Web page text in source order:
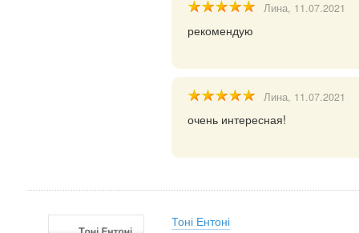
Лина, 11.07.2021
рекомендую
Лина, 11.07.2021
очень интересная!
Тоні Ентоні